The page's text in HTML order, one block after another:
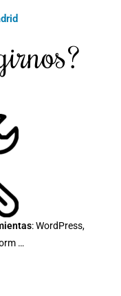
: WordPress,
…